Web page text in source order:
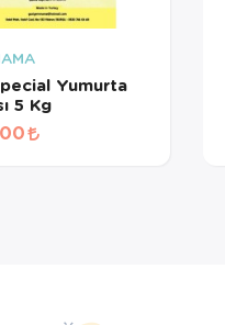
Yumurta
5 Kg